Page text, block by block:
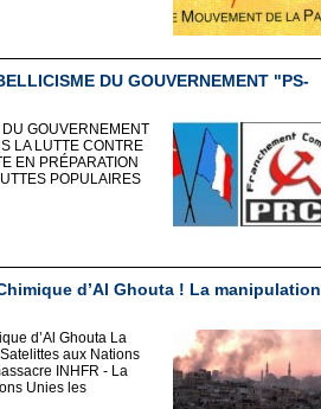
DU GOUVERNEMENT "PS-
GOUVERNEMENT
LA LUTTE CONTRE
EN PRÉPARATION
POPULAIRES
d’Al Ghouta ! La manipulation
d’Al Ghouta La
aux Nations
INHFR - La
Unies les